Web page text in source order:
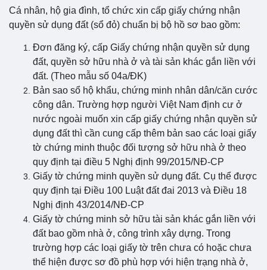
Cá nhân, hộ gia đình, tổ chức xin cấp giấy chứng nhận
quyền sử dụng đất (sổ đỏ) chuẩn bị bộ hồ sơ bao gồm:
Đơn đăng ký, cấp Giấy chứng nhận quyền sử dụng
đất, quyền sở hữu nhà ở và tài sản khác gắn liền với
đất. (Theo mẫu số 04a/ĐK)
Bản sao sổ hộ khẩu, chứng minh nhân dân/căn cước
công dân. Trường hợp người Việt Nam định cư ở
nước ngoài muốn xin cấp giấy chứng nhận quyền sử
dụng đất thì cần cung cấp thêm bản sao các loại giấy
tờ chứng minh thuộc đối tượng sở hữu nhà ở theo
quy định tại điều 5 Nghị định 99/2015/NĐ-CP
Giấy tờ chứng minh quyền sử dụng đất. Cụ thể được
quy định tại Điều 100 Luật đất đai 2013 và Điều 18
Nghị định 43/2014/NĐ-CP
Giấy tờ chứng minh sở hữu tài sản khác gắn liền với
đất bao gồm nhà ở, công trình xây dựng. Trong
trường hợp các loại giấy tờ trên chưa có hoặc chưa
thể hiện được sơ đồ phù hợp với hiện trạng nhà ở,